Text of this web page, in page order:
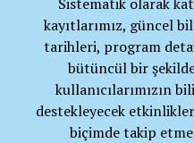
kayıtlarımız, güncel
tarihleri, program
bütüncül bir
kullanıcılarımızın
destekleyecek
biçimde takip